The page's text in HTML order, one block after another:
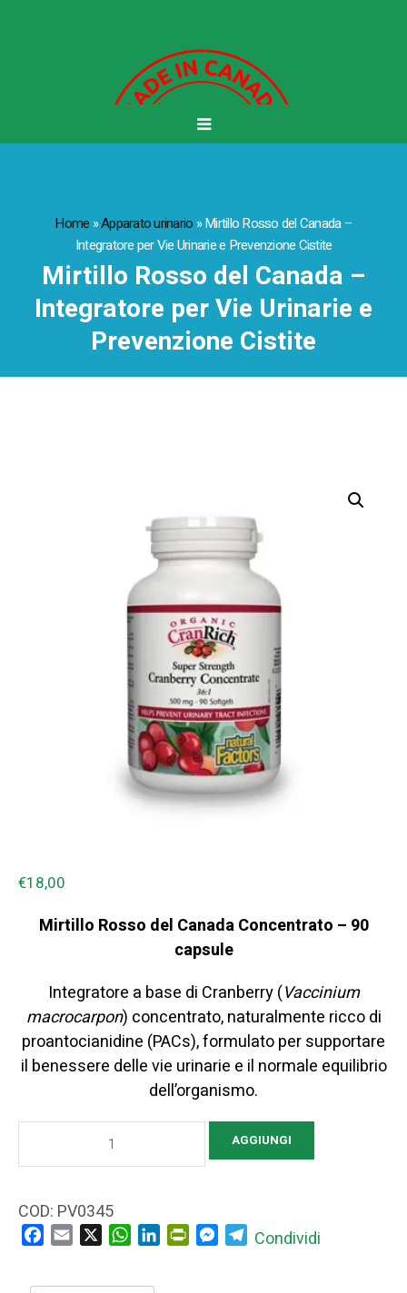
Home »Apparato urinario »Mirtillo Rosso del Canada –
Integratore per Vie Urinarie e Prevenzione Cistite
Mirtillo Rosso del Canada –
Integratore per Vie Urinarie e
Prevenzione Cistite
€18,00
Mirtillo Rosso del Canada Concentrato – 90
capsule
Integratore a base di Cranberry (Vaccinium
macrocarpon) concentrato, naturalmente ricco di
proantocianidine (PACs), formulato per supportare
il benessere delle vie urinarie e il normale equilibrio
dell’organismo.
Canada
–
per
AGGIUNGI
COD: PV0345
Facebook
Email WhatsApp
LinkedInPrintFriendly
Messenger
Telegram
Condividi